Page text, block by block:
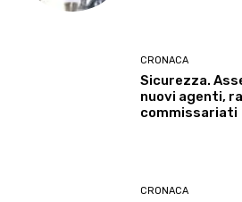
CRONACA
Sicurezza.
nuovi agenti,
commissariati
CRONACA